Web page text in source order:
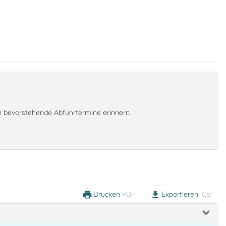
Abfuhrtermine erinnern.
print Drucken PDF download Exportieren iCal